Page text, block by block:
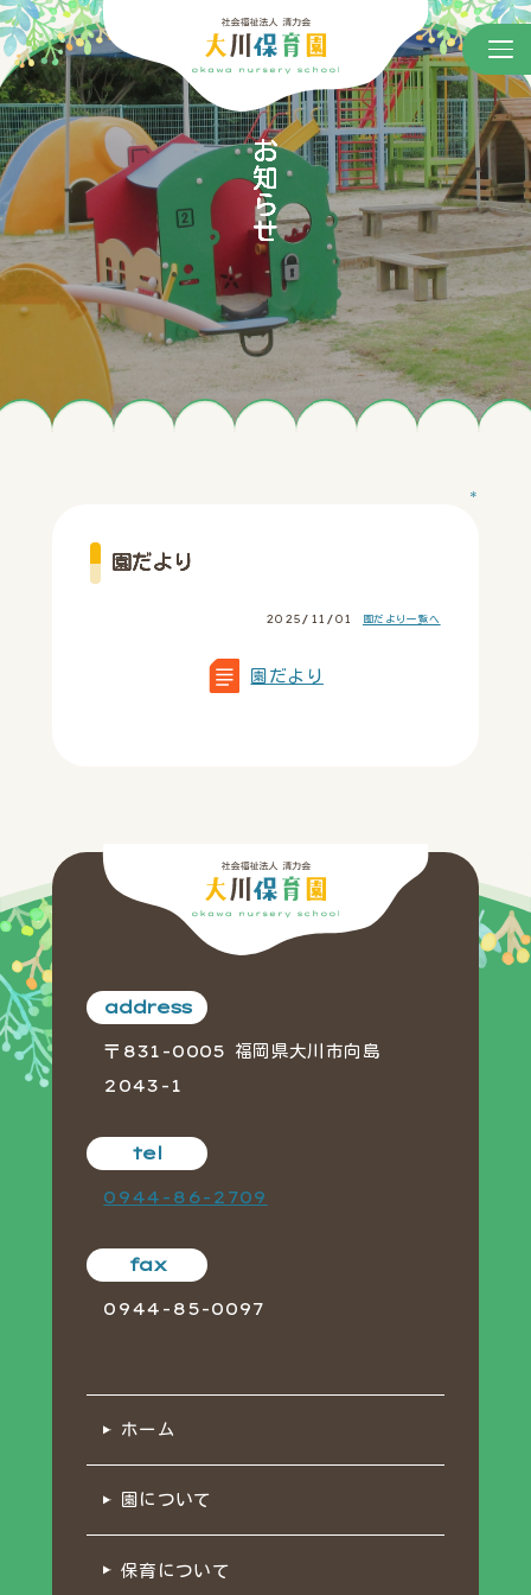
お知らせ
＊
園だより
2025/11/01 園だより一覧へ
園だより
address
〒831-0005 福岡県大川市向島
2043-1
tel
0944-86-2709
fax
0944-85-0097
ホーム
園について
保育について